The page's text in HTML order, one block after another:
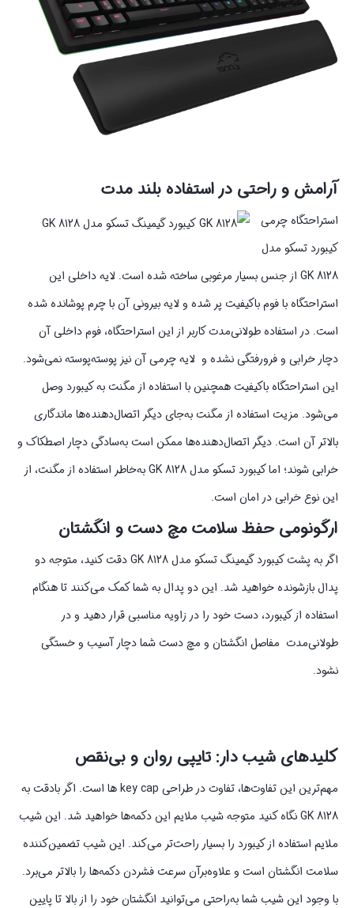
آرامش و راحتی در استفاده بلند مدت
استراحتگاه چرمی
کیبورد تسکو مدل
GK 8128 از جنس بسیار مرغوبی ساخته شده است. لایه داخلی این
استراحتگاه با فوم باکیفیت پر شده و لایه بیرونی آن با چرم پوشانده شده
است. در استفاده طولانی‌مدت کاربر از این استراحتگاه، فوم داخلی آن
دچار خرابی و فرورفتگی نشده و لایه چرمی آن نیز پوسته‌پوسته نمی‌شود.
این استراحتگاه باکیفیت همچنین با استفاده از مگنت به کیبورد وصل
می‌شود. مزیت استفاده از مگنت به‌جای دیگر اتصال‌دهنده‌ها ماندگاری
بالاتر آن است. دیگر اتصال‌دهنده‌ها ممکن است به‌سادگی دچار اصطکاک و
خرابی شوند؛ اما کیبورد تسکو مدل GK 8128 به‌خاطر استفاده از مگنت، از
این نوع خرابی در امان است.
ارگونومی حفظ سلامت مچ دست و انگشتان
اگر به پشت کیبورد گیمینگ تسکو مدل GK 8128 دقت کنید، متوجه دو
پدال بازشونده خواهید شد. این دو پدال به شما کمک می‌کنند تا هنگام
استفاده از کیبورد، دست خود را در زاویه مناسبی قرار دهید و در
طولانی‌مدت مفاصل انگشتان و مچ دست شما دچار آسیب و خستگی
نشود.
کلیدهای شیب دار: تایپی روان و بی‌نقص
مهم‌ترین این تفاوت‌ها، تفاوت در طراحی key cap ها است. اگر بادقت به
GK 8128 نگاه کنید متوجه شیب ملایم این دکمه‌ها خواهید شد. این شیب
ملایم استفاده از کیبورد را بسیار راحت‌تر می‌کند. این شیب تضمین‌کننده
سلامت انگشتان است و علاوه‌برآن سرعت فشردن دکمه‌ها را بالاتر می‌برد.
با وجود این شیب شما به‌راحتی می‌توانید انگشتان خود را از بالا تا پایین